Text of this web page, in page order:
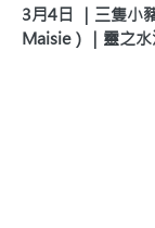
3月4日 ｜三隻小
Maisie）｜靈之